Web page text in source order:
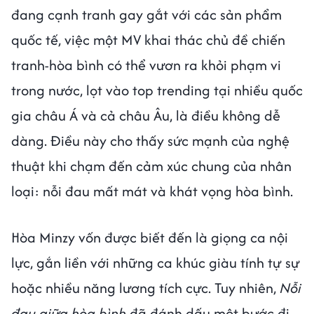
đang cạnh tranh gay gắt với các sản phẩm
quốc tế, việc một MV khai thác chủ đề chiến
tranh-hòa bình có thể vươn ra khỏi phạm vi
trong nước, lọt vào top trending tại nhiều quốc
gia châu Á và cả châu Âu, là điều không dễ
dàng. Điều này cho thấy sức mạnh của nghệ
thuật khi chạm đến cảm xúc chung của nhân
loại: nỗi đau mất mát và khát vọng hòa bình.
Hòa Minzy vốn được biết đến là giọng ca nội
lực, gắn liền với những ca khúc giàu tính tự sự
hoặc nhiều năng lương tích cực. Tuy nhiên, Nỗi